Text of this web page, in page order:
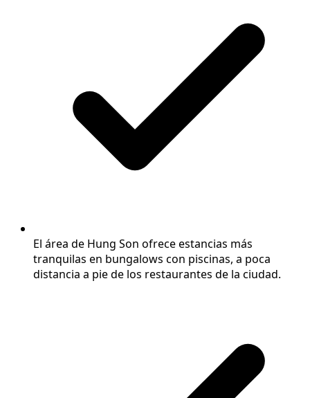
El área de Hung Son ofrece estancias más
tranquilas en bungalows con piscinas, a poca
distancia a pie de los restaurantes de la ciudad.